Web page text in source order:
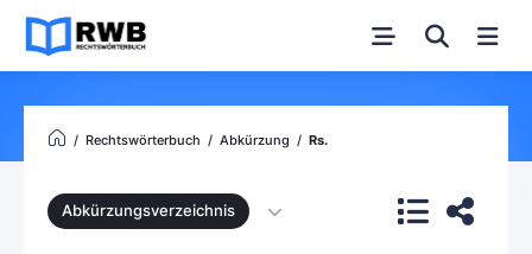
Rechtswörterbuch Abkürzung Rs.
Abkürzungsverzeichnis